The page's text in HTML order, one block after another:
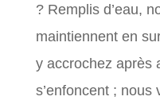
? Remplis d’eau,
maintiennent en
y accrochez après
s’enfoncent ; nous